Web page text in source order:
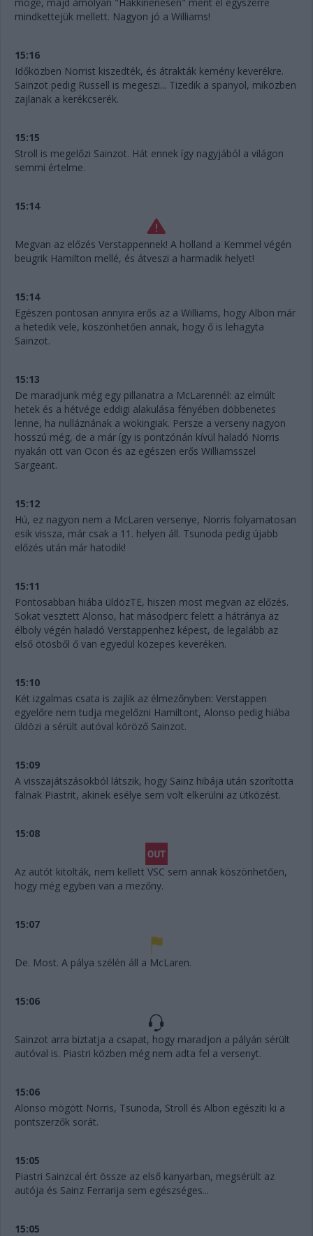
mindkettejük mellett. Nagyon jó a Williams!
15:16
Időközben Norrist kiszedték, és átrakták kemény keverékre.
Sainzot pedig Russell is megeszi... Tizedik a spanyol, miközben
zajlanak a kerékcserék.
15:15
Stroll is megelőzi Sainzot. Hát ennek így nagyjából a világon
semmi értelme.
15:14
Megvan az előzés Verstappennek! A holland a Kemmel végén
beugrik Hamilton mellé, és átveszi a harmadik helyet!
15:14
Egészen pontosan annyira erős az a Williams, hogy Albon már
a hetedik vele, köszönhetően annak, hogy ő is lehagyta
Sainzot.
15:13
De maradjunk még egy pillanatra a McLarennél: az elmúlt
hetek és a hétvége eddigi alakulása fényében döbbenetes
lenne, ha nulláznának a wokingiak. Persze a verseny nagyon
hosszú még, de a már így is pontzónán kívül haladó Norris
nyakán ott van Ocon és az egészen erős Williamsszel
Sargeant.
15:12
Hú, ez nagyon nem a McLaren versenye, Norris folyamatosan
esik vissza, már csak a 11. helyen áll. Tsunoda pedig újabb
előzés után már hatodik!
15:11
Pontosabban hiába üldözTE, hiszen most megvan az előzés.
Sokat vesztett Alonso, hat másodperc felett a hátránya az
élboly végén haladó Verstappenhez képest, de legalább az
első ötösből ő van egyedül közepes keveréken.
15:10
Két izgalmas csata is zajlik az élmezőnyben: Verstappen
egyelőre nem tudja megelőzni Hamiltont, Alonso pedig hiába
üldözi a sérült autóval köröző Sainzot.
15:09
A visszajátszásokból látszik, hogy Sainz hibája után szorította
falnak Piastrit, akinek esélye sem volt elkerülni az ütközést.
15:08
Az autót kitolták, nem kellett VSC sem annak köszönhetően,
hogy még egyben van a mezőny.
15:07
De. Most. A pálya szélén áll a McLaren.
15:06
Sainzot arra biztatja a csapat, hogy maradjon a pályán sérült
autóval is. Piastri közben még nem adta fel a versenyt.
15:06
Alonso mögött Norris, Tsunoda, Stroll és Albon egészíti ki a
pontszerzők sorát.
15:05
Piastri Sainzcal ért össze az első kanyarban, megsérült az
autója és Sainz Ferrarija sem egészséges...
15:05